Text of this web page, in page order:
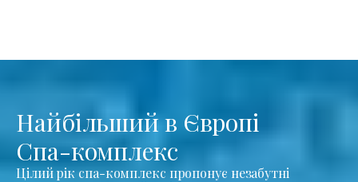
Найбільший в Європі
Спа-комплекс
Цілий рік спа-комплекс пропонує незабутні